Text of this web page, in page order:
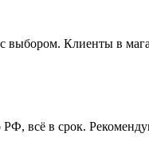
Клиенты в
всё в срок.